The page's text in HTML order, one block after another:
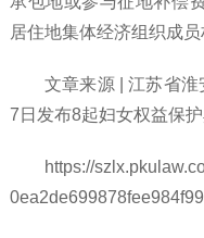
居住地集体经济组织成员
文章来源
| 江苏省
7日发布8起妇女权益保
https://